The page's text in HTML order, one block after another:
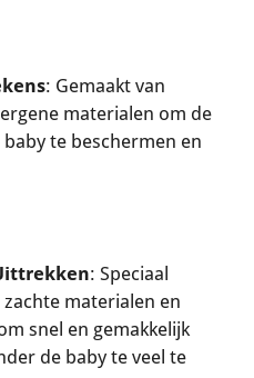
: Gemaakt van
materialen om de
te beschermen en
: Speciaal
materialen en
snel en gemakkelijk
de baby te veel te